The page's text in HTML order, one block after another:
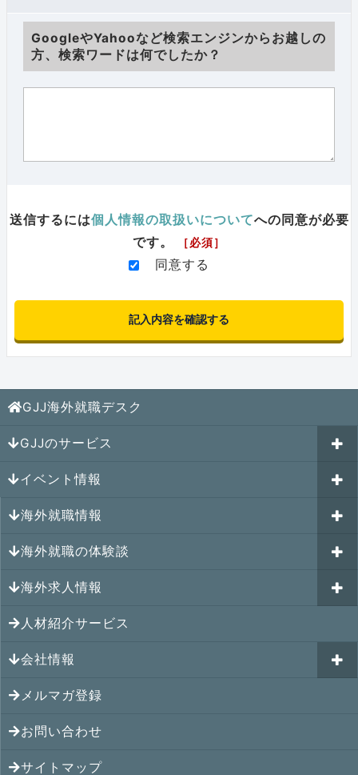
GoogleやYahooなど検索エンジンからお越しの
方、検索ワードは何でしたか？
送信するには個人情報の取扱いについてへの同意が必要
です。
［必須］
同意する
GJJ海外就職デスク
GJJのサービス
海外就職カウンセリング
はじめての海外就職セミナー
キャリアパスポートAI
GJJキャリア伴走プログラム
GJJキャリアコミュニティ
イベント情報
参加受付中のイベント
過去のイベント一覧
海外就職情報
アメリカの就職情報
カナダの就職情報
メキシコの就職情報
ヨーロッパの就職情報
オセアニアの就職情報
シンガポールの就職情報
マレーシアの就職情報
海外就職の体験談
海外就職その後の体験談
シンガポール就職の体験談
マレーシア就職の体験談
タイ就職の体験談
ベトナム就職の体験談
インドネシア就職の体験談
海外求人情報
シンガポールの求人
マレーシアの求人
タイの求人
ベトナムの求人
インドネシアの求人
人材紹介サービス
会社情報
アクセス
メンバー紹介
提携先
メルマガ登録
お問い合わせ
サイトマップ